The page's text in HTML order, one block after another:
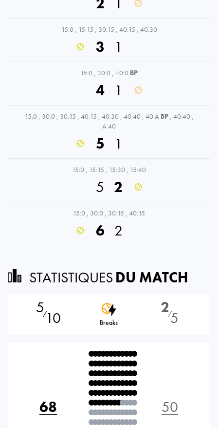
15:0 , 15:15 , 30:15 , 40:15 , 40:30
3 1
15:0 , 30:0 , 40:0 BP
4 1
15:0 , 30:0 , 30:15 , 40:15 , 40:30 , 40:40 , 40:A BP , 40:40 ,
A:40
5 1
15:0 , 15:15 , 15:30 , 15:40
5 2
15:0 , 30:0 , 30:15 , 40:15
6 2
STATISTIQUES DU MATCH
5⁄10 Breaks
2⁄5
68 50